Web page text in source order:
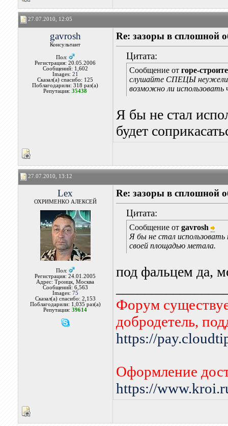
27.07.2010, 12:05
gavrosh
Консультант
Пол:
Регистрация: 20.05.2006
Сообщений: 1,602
Images: 21
Сказал(а) спасибо: 125
Поблагодарили: 318 раз(а)
Репутация:35438
Re: зазоры в сплошной
Цитата:
Сообщение от горе-
слушайте СПЕЦЫ неужели
возможно ли использовать
Я бы не стал
будет
27.07.2010, 13:12
Lex
ОХРИМЕНКО АЛЕКСЕЙ
Пол:
Регистрация: 24.01.2005
Адрес: Троицк, Москва
Сообщений: 6,563
Images: 75
Сказал(а) спасибо: 2,153
Поблагодарили: 1,035 раз(а)
Репутация:39614
Re: зазоры в сплошной
Цитата:
Сообщение от gavrosh
Я бы не стал использовать
своей площадью метала.
под фальцем да,
Форум
добродетель,
https://
Оформление
https://